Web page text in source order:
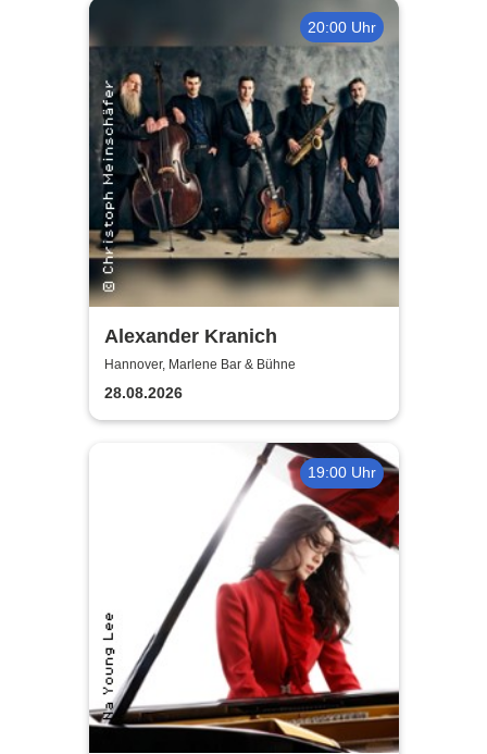
20:00 Uhr
Alexander Kranich
Hannover, Marlene Bar & Bühne
28.08.2026
19:00 Uhr